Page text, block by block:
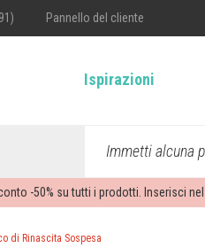
Pannello del cliente
Ispirazioni
Immetti alcuna
-50% su tutti i prodotti. Inserisci
di Rinascita Sospesa